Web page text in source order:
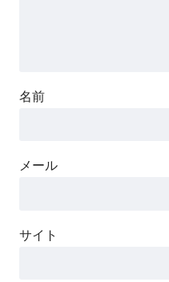
名前
メール
サイト